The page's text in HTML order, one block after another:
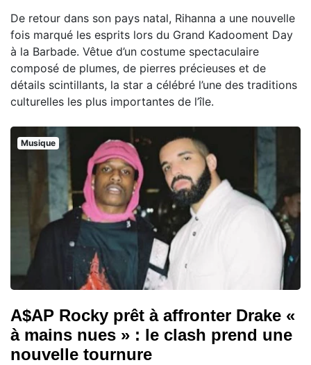
De retour dans son pays natal, Rihanna a une nouvelle
fois marqué les esprits lors du Grand Kadooment Day
à la Barbade. Vêtue d’un costume spectaculaire
composé de plumes, de pierres précieuses et de
détails scintillants, la star a célébré l’une des traditions
culturelles les plus importantes de l’île.
Musique
A$AP Rocky prêt à affronter Drake «
à mains nues » : le clash prend une
nouvelle tournure